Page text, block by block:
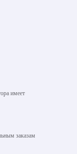
имеет
заказам